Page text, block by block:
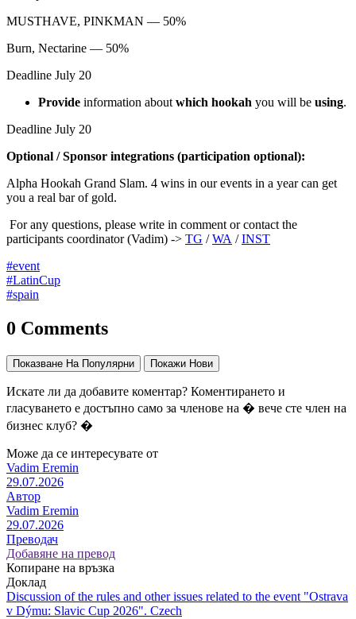
MUSTHAVE, PINKMAN — 50%
Burn, Nectarine — 50%
Deadline July 20
Provide information aboutwhich hookah you will be using.
Deadline July 20
Optional / Sponsor integrations (participation optional):
Alpha Hookah Grand Slam. 4 wins in our events in a year can get
you a real bar of gold.
For any questions, please write in comment or contact the
participants coordinator (Vadim) -> TG /WA /INST
#event
#LatinCup
#spain
0 Comments
Показване На Популярни Покажи Нови
Искате ли да добавите коментар? Коментирането и
гласуването е достъпно само за членове на � вече сте член на
бизнес клуб? �
Може да се интересувате от
Vadim Eremin
29.07.2026
Автор
Vadim Eremin
29.07.2026
Преводач
Добавяне на превод
Копиране на връзка
Доклад
Discussion of the rules and other issues related to the event "Ostrava
v Dýmu: Slavic Cup 2026". Czech